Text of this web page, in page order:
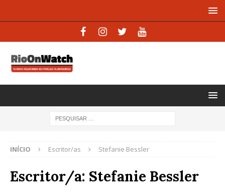
INÍCIO Escritor/as Stefanie Bessler
Escritor/a: Stefanie Bessler